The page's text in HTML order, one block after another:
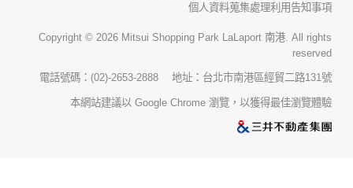
個人資料蒐集處理利用告知事項
Copyright © 2026 Mitsui Shopping Park LaLaport 南港. All rights
reserved
電話號碼：(02)-2653-2888 地址：台北市南港區經貿二路131號
本網站建議以 Google Chrome 瀏覽，以獲得最佳瀏覽體驗